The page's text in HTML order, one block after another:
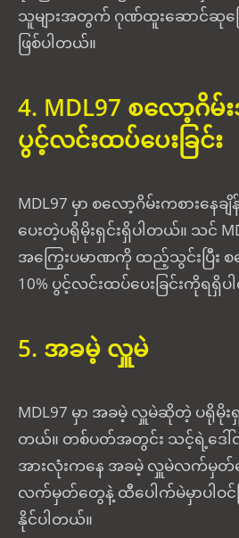
သူများအတွက် ဂုဏ်ထူးဆောင်ဆုကြ
ဖြစ်ပါတယ်။
4. MDL97 စလော့ဂိ
ပွင့်လင်းထပ်ပေးခြင်း
MDL97 မှာ စလော့ဂိမ်းကစားနေခ
ပေးတဲ့ပရိုမိုးရှင်းရှိပါတယ်။ သင်
အကြွေးပမာဏကို ထည့်သွင်းပြီး စ
10% ပွင့်လင်းထပ်ပေးခြင်းကိုရရှိ
5. အခမဲ့ လှူမဲ
MDL97 မှာ အခမဲ့ လှူမဲဆိုတဲ့ ပရိုမိုး
တယ်။ တစ်ပတ်အတွင်း သင့်ရဲ့ဒေ
အားလုံးကနေ အခမဲ့ လှူမဲလက်မှတ်
လက်မှတ်တွေနဲ့ ထီပေါက်မဲမှာပါဝင်
နိုင်ပါတယ်။